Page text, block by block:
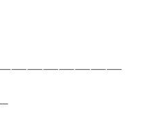
–